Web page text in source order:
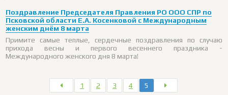
Поздравление Председателя Правления РО ООО СПР по
Псковской области Е.А. Косенковой с Международным
женским днём 8 марта
Примите самые теплые, сердечные поздравления по случаю
прихода весны и первого весеннего праздника -
Международного женского дня 8 марта!
1 2 3 4 5